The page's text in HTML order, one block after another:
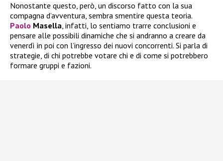
Nonostante questo, però, un discorso fatto con la sua
compagna d’avventura, sembra smentire questa teoria.
Paolo Masella, infatti, lo sentiamo trarre conclusioni e
pensare alle possibili dinamiche che si andranno a creare da
venerdì in poi con l’ingresso dei nuovi concorrenti. Si parla di
strategie, di chi potrebbe votare chi e di come si potrebbero
formare gruppi e fazioni.